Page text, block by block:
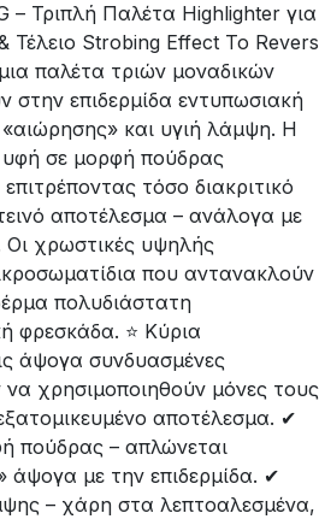
– Τριπλή Παλέτα Highlighter για
Strobing Effect Το Revers
παλέτα τριών μοναδικών
στην επιδερμίδα εντυπωσιακή
και υγιή λάμψη. Η
σε μορφή πούδρας
τόσο διακριτικό
αποτέλεσμα – ανάλογα με
Οι χρωστικές υψηλής
που αντανακλούν
πολυδιάστατη
φρεσκάδα. ⭐ Κύρια
άψογα συνδυασμένες
χρησιμοποιηθούν μόνες τους
αποτέλεσμα. ✔
πούδρας – απλώνεται
άψογα με την επιδερμίδα. ✔
– χάρη στα λεπτοαλεσμένα,